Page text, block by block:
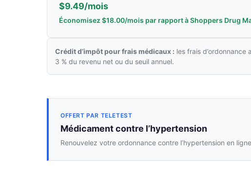
$9.49/mois
Économisez $18.00/mois par rapport à Shoppers Drug
Crédit d’impôt pour frais médicaux : les frais
3 % du revenu net ou du seuil annuel.
OFFERT PAR TELETEST
Médicament contre l’hypertension
Renouvelez votre ordonnance contre l’hypertension en